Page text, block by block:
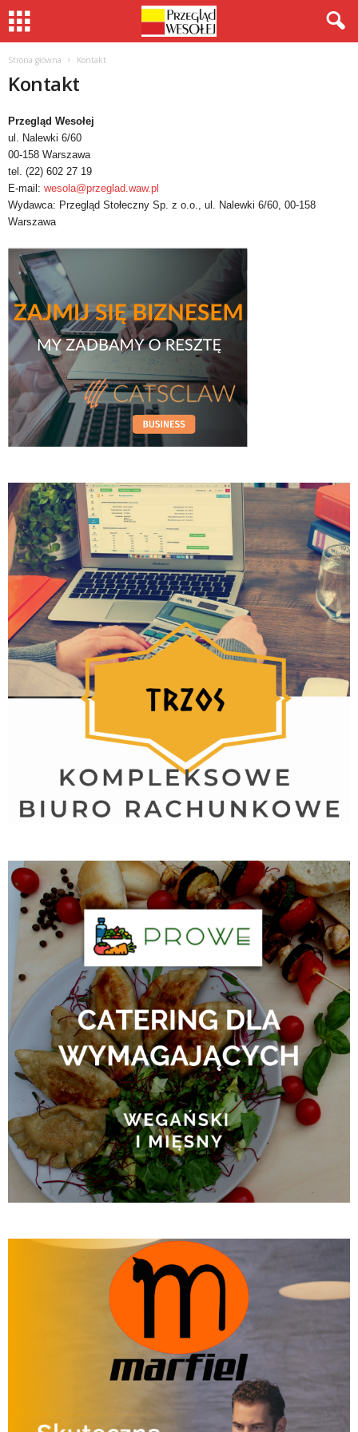
Strona główna Kontakt
Kontakt
Przegląd Wesołej
ul. Nalewki 6/60
00-158 Warszawa
tel. (22) 602 27 19
E-mail: wesola@przeglad.waw.pl
Wydawca: Przegląd Stołeczny Sp. z o.o., ul. Nalewki 6/60, 00-158
Warszawa